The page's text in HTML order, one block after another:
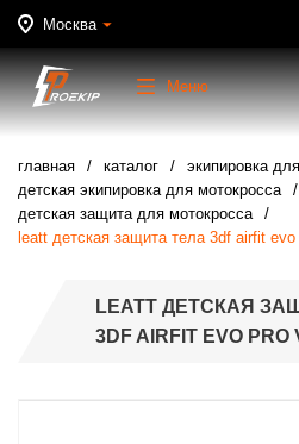
Москва
Меню
главная каталог
экипировка
детская экипировка для мотокросса
детская защита для мотокросса
leatt детская защита тела 3df airfit
LEATT ДЕТСКАЯ
3DF AIRFIT EVO PRO